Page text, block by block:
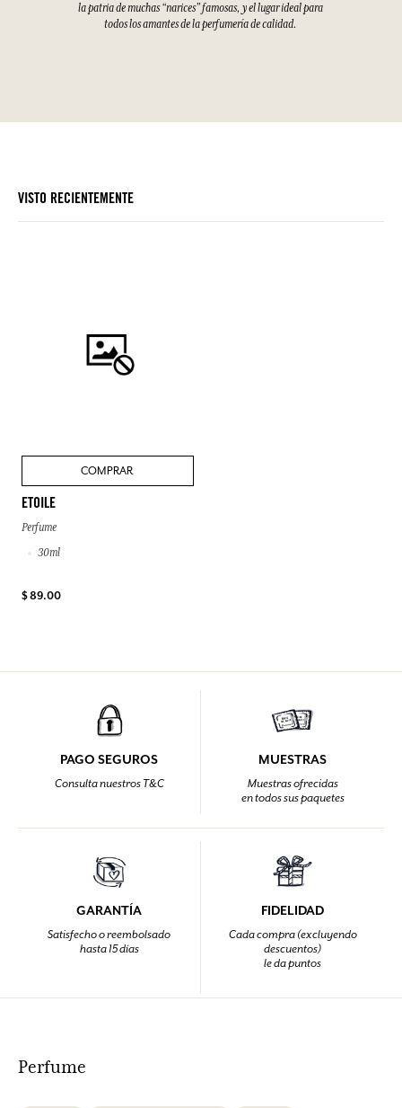
la patria de muchas “narices” famosas, y el lugar ideal para
todos los amantes de la perfumería de calidad.
VISTO RECIENTEMENTE
COMPRAR
ETOILE
Perfume
30ml
$ 89.00
PAGO SEGUROS
Consulta nuestros T&C
MUESTRAS
Muestras ofrecidas
en todos sus paquetes
GARANTÍA
Satisfecho o reembolsado
hasta 15 días
FIDELIDAD
Cada compra (excluyendo
descuentos)
le da puntos
Perfume